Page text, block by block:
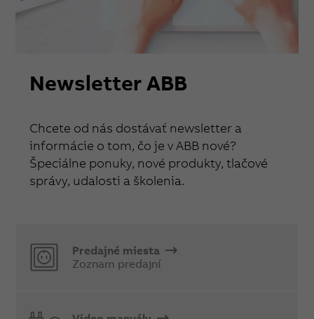
Newsletter ABB
Chcete od nás dostávať newsletter a
informácie o tom, čo je v ABB nové?
Špeciálne ponuky, nové produkty, tlačové
správy, udalosti a školenia.
Predajné miesta
Zoznam predajní